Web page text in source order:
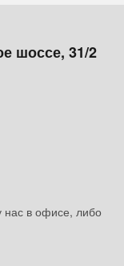
шоссе, 31/2
нас в офисе, либо